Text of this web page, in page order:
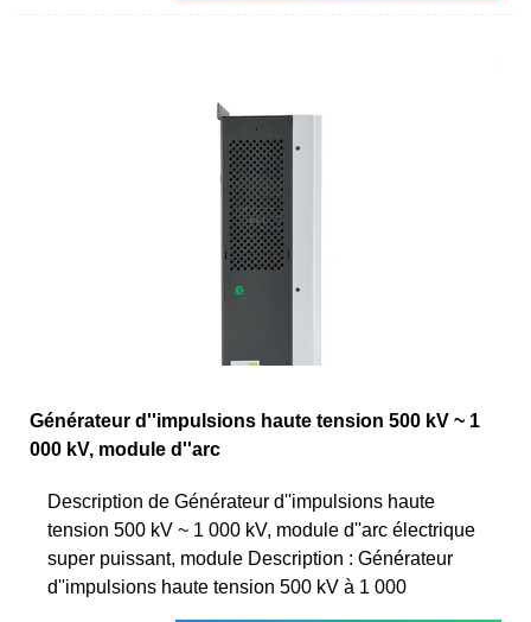
Générateur d''impulsions haute tension 500 kV ~ 1
000 kV, module d''arc
Description de Générateur d''impulsions haute
tension 500 kV ~ 1 000 kV, module d''arc électrique
super puissant, module Description : Générateur
d''impulsions haute tension 500 kV à 1 000